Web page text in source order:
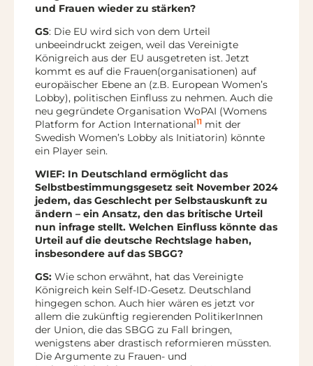
und Frauen wieder zu stärken?
GS: Die EU wird sich von dem Urteil
unbeeindruckt zeigen, weil das Vereinigte
Königreich aus der EU ausgetreten ist. Jetzt
kommt es auf die Frauen(organisationen) auf
europäischer Ebene an (z.B. European Women’s
Lobby), politischen Einfluss zu nehmen. Auch die
neu gegründete Organisation WoPAI (Womens
Platform for Action International11 mit der
Swedish Women’s Lobby als Initiatorin) könnte
ein Player sein.
WIEF: In Deutschland ermöglicht das
Selbstbestimmungsgesetz seit November 2024
jedem, das Geschlecht per Selbstauskunft zu
ändern – ein Ansatz, den das britische Urteil
nun infrage stellt. Welchen Einfluss könnte das
Urteil auf die deutsche Rechtslage haben,
insbesondere auf das SBGG?
GS: Wie schon erwähnt, hat das Vereinigte
Königreich kein Self-ID-Gesetz. Deutschland
hingegen schon. Auch hier wären es jetzt vor
allem die zukünftig regierenden PolitikerInnen
der Union, die das SBGG zu Fall bringen,
wenigstens aber drastisch reformieren müssten.
Die Argumente zu Frauen- und